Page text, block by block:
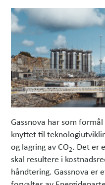
Gassnova har som
knyttet til
og lagring av CO2. Det er
skal resultere i
håndtering. Gassnova er